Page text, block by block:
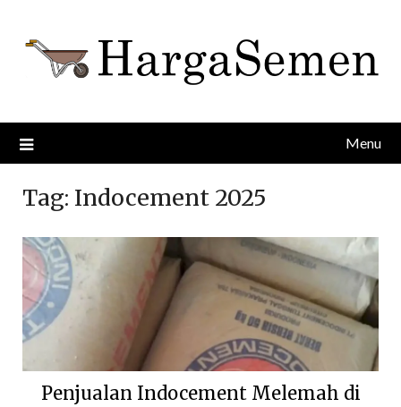
content
Menu
Tag: Indocement 2025
Penjualan Indocement Melemah di